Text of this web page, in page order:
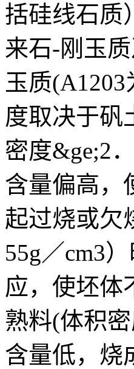
括硅线石质
来石-刚玉
玉质
度取决于矾
密度&ge;2
含量偏高，
起过烧或欠
55g／cm3
应，使坯
熟料(体积
含量低，烧